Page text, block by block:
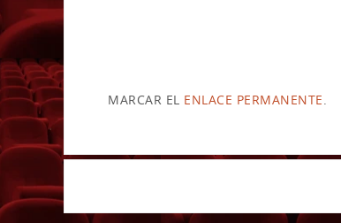
MARCAR EL ENLACE PERMANENTE